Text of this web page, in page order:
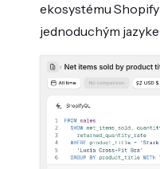
ekosystému
jednoduchým